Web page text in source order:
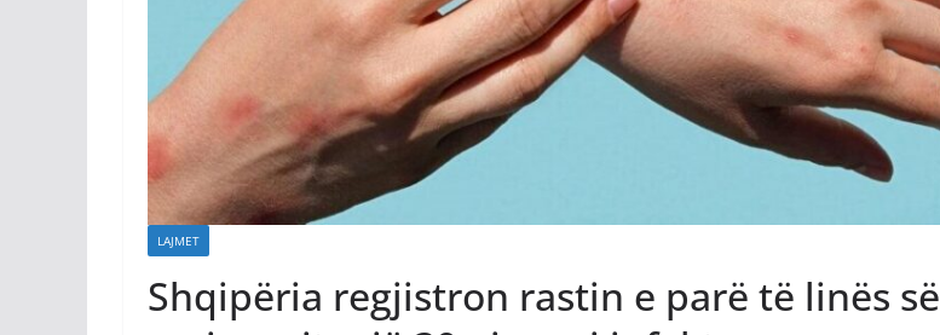
LAJMET
Shqipëria regjistron rastin e parë të linës së